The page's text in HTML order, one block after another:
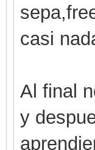
casi
Al final
y